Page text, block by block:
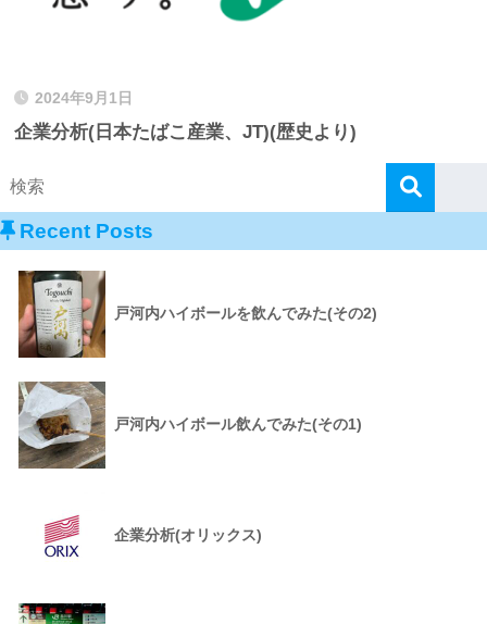
2024年9月1日
企業分析(日本たばこ産業、JT)(歴史より)
Recent Posts
戸河内ハイボールを飲んでみた(その2)
戸河内ハイボール飲んでみた(その1)
企業分析(オリックス)